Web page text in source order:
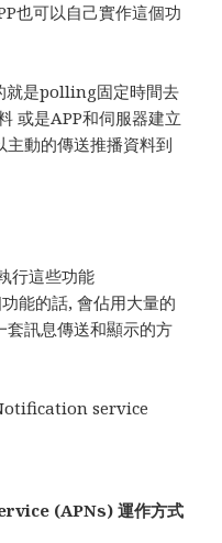
也可以自己實作這個功
就是polling固定時間去
或是APP和伺服器建立
動的傳送推播資料到
行這些功能
能的話, 會佔用大量的
套訊息傳送和顯示的方
service
(APNs) 運作方式